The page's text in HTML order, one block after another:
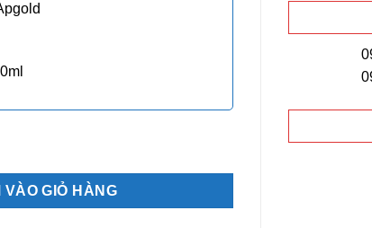
cổ cho bé Bio Hàn Quốc 30 gói x 20ml số lượng
VÀO GIỎ HÀNG